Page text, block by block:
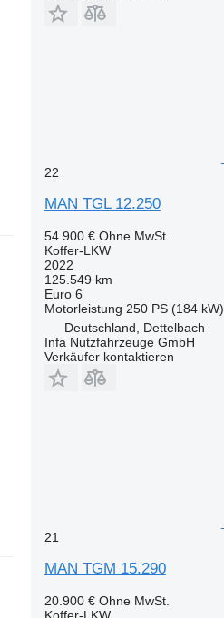
22
MAN TGL 12.250
54.900 € Ohne MwSt.
Koffer-LKW
2022
125.549 km
Euro 6
Motorleistung 250 PS (184 kW)
Deutschland, Dettelbach
Infa Nutzfahrzeuge GmbH
Verkäufer kontaktieren
21
MAN TGM 15.290
20.900 € Ohne MwSt.
Koffer-LKW